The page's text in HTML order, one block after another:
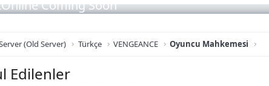
Coming Soon
(Old Server) Türkçe VENGEANCE Oyuncu Mahkemesi
Edilenler